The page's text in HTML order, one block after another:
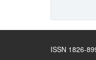
ISSN 1826-